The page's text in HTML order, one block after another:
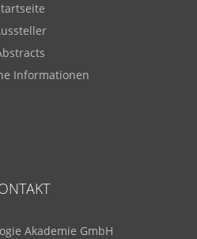
Informationen
Akademie GmbH